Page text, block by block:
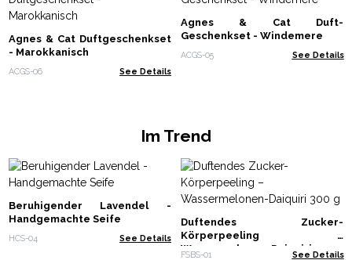
Agnes & Cat Duftgeschenkset
- Marokkanisch
ACGS-06 See Details
Agnes & Cat Duft-
Geschenkset - Windemere
ACGS-05 See Details
Im Trend
Beruhigender Lavendel -
Handgemachte Seife
HCS-04 See Details
Duftendes Zucker-
Körperpeeling –
Wassermelonen-Daiquiri 300 g
FSBS-01 See Details